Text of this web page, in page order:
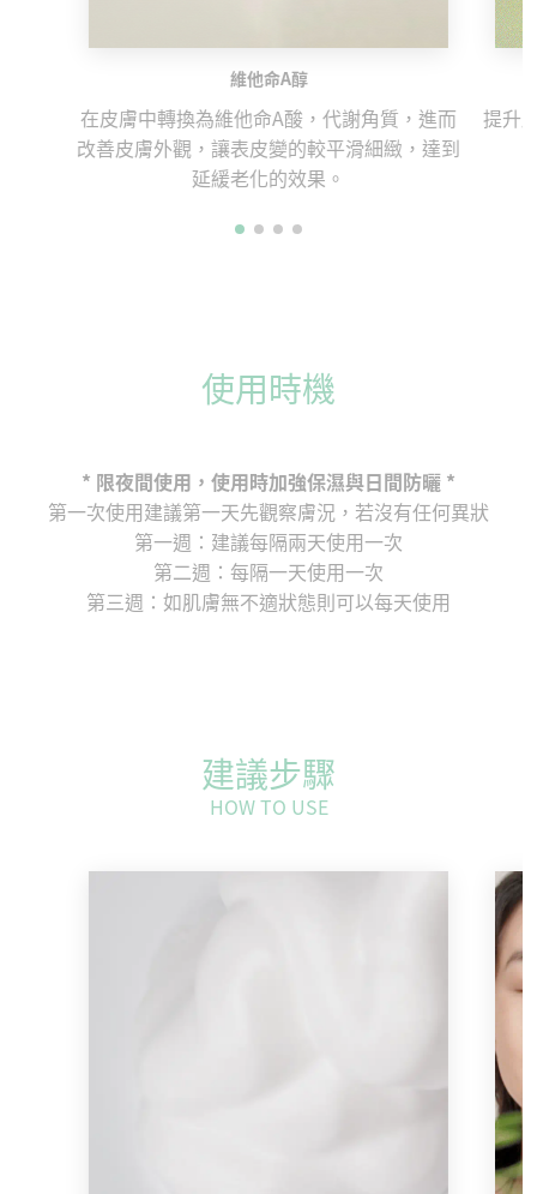
維他命A醇
在皮膚中轉換為維他命A酸，代謝角質，進而
改善皮膚外觀，讓表皮變的較平滑細緻，達到
延緩老化的效果。
提升
使用時機
* 限夜間使用，使用時加強保濕與日間防曬 *
第一次使用建議第一天先觀察膚況，若沒有任何異狀
第一週：建議每隔兩天使用一次
第二週：每隔一天使用一次
第三週：如肌膚無不適狀態則可以每天使用
建議步驟
HOW TO USE